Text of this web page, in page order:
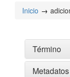
Inicio
Término
Metadatos